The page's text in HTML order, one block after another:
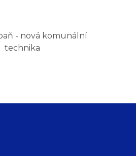
- nová komunální
technika